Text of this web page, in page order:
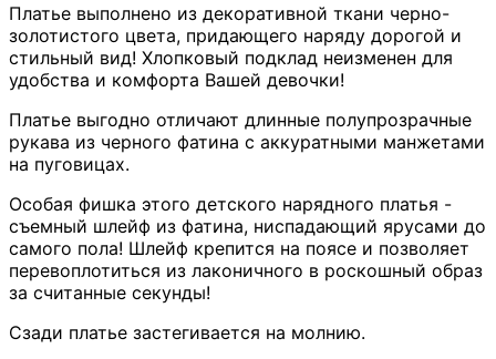
Платье выполнено из декоративной ткани черно-
золотистого цвета, придающего наряду дорогой и
стильный вид! Хлопковый подклад неизменен для
удобства и комфорта Вашей девочки!
Платье выгодно отличают длинные полупрозрачные
рукава из черного фатина с аккуратными манжетами
на пуговицах.
Особая фишка этого детского нарядного платья -
съемный шлейф из фатина, ниспадающий ярусами до
самого пола! Шлейф крепится на поясе и позволяет
перевоплотиться из лаконичного в роскошный образ
за считанные секунды!
Сзади платье застегивается на молнию.